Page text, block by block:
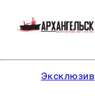
Эксклюзив